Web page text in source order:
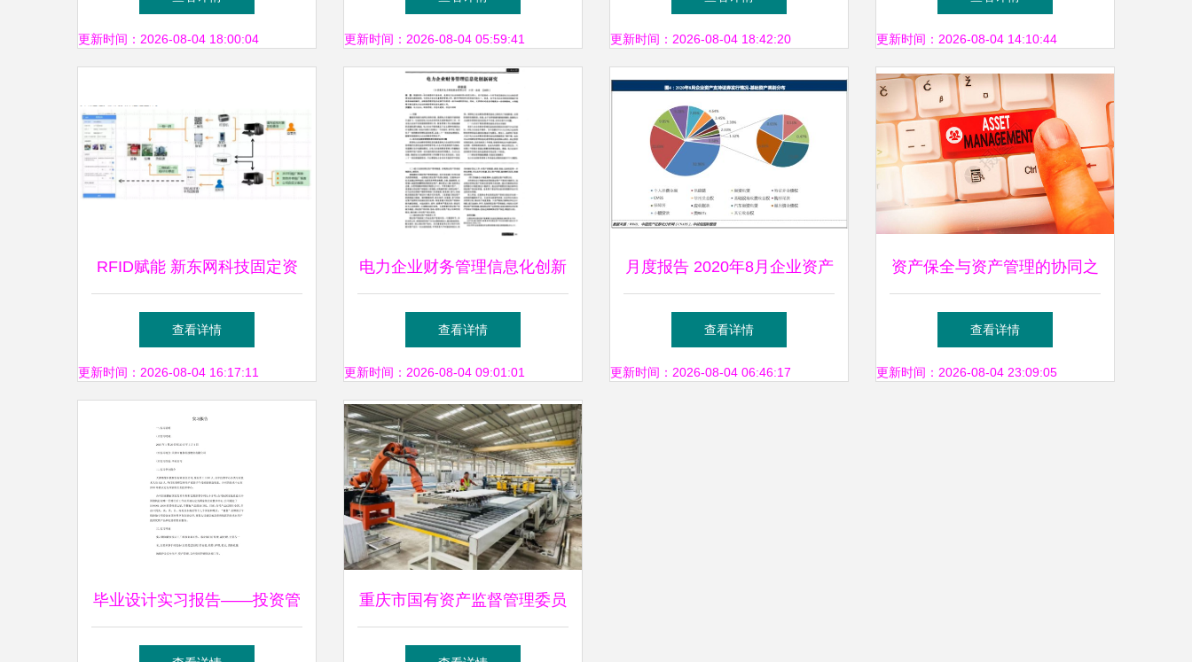
更新时间：2026-08-04 18:00:04 更新时间：2026-08-04 05:59:41 更新时间：2026-08-04 18:42:20 下的成本与考量
更新时间：2026-08-04 14:10:44
RFID赋能 新东网科技固定资
产管理解决方案，实现企业巡
检智慧化与资产管理升级
查看详情
更新时间：2026-08-04 16:17:11
电力企业财务管理信息化创新
研究 投资管理视角
查看详情
更新时间：2026-08-04 09:01:01
月度报告 2020年8月企业资产
证券化产品运行洞察与投资策
略分析
查看详情
更新时间：2026-08-04 06:46:17
资产保全与资产管理的协同之
道 守护财富，提升价值
查看详情
更新时间：2026-08-04 23:09:05
毕业设计实习报告——投资管
理实践与思考
重庆市国有资产监督管理委员
会门户网站 一站式投资咨询